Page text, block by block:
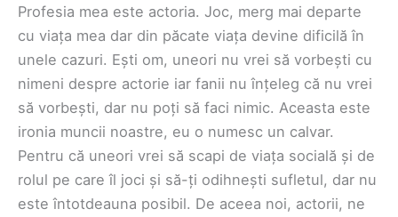
Profesia mea este actoria. Joc, merg mai departe
cu viața mea dar din păcate viața devine dificilă în
unele cazuri. Ești om, uneori nu vrei să vorbești cu
nimeni despre actorie iar fanii nu înțeleg că nu vrei
să vorbești, dar nu poți să faci nimic. Aceasta este
ironia muncii noastre, eu o numesc un calvar.
Pentru că uneori vrei să scapi de viața socială și de
rolul pe care îl joci și să-ți odihnești sufletul, dar nu
este întotdeauna posibil. De aceea noi, actorii, ne